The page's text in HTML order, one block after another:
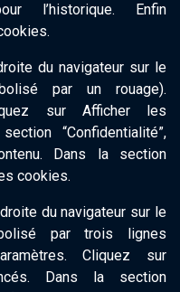
l’historique. Enfin
du navigateur sur le
par un rouage).
sur Afficher les
“Confidentialité”,
Dans la section
cookies.
du navigateur sur le
par trois lignes
Cliquez sur
Dans la section